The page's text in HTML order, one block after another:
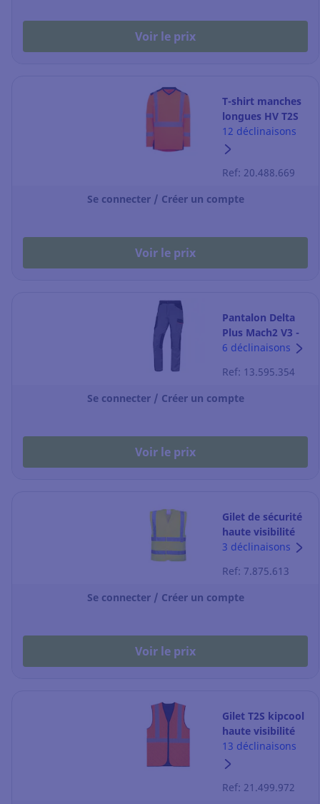
Voir le prix
T-shirt manches
longues HV T2S
Bali GRS -
orange/marine -
12 déclinaisons
Ref: 20.488.669
Se connecter / Créer un compte
Voir le prix
Pantalon Delta
Plus Mach2 V3 -
gris/orange -
6 déclinaisons
Ref: 13.595.354
Se connecter / Créer un compte
Voir le prix
Gilet de sécurité
haute visibilité
Portwest C470 -
L/XL
3 déclinaisons
Ref: 7.875.613
Se connecter / Créer un compte
Voir le prix
Gilet T2S kipcool
haute visibilité
orange taille L
13 déclinaisons
Ref: 21.499.972